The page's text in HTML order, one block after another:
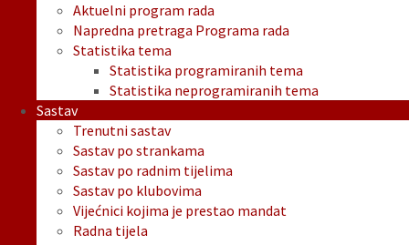
Aktuelni program rada
Napredna pretraga Programa rada
Statistika tema
Statistika programiranih tema
Statistika neprogramiranih tema
Sastav
Trenutni sastav
Sastav po strankama
Sastav po radnim tijelima
Sastav po klubovima
Vijećnici kojima je prestao mandat
Radna tijela